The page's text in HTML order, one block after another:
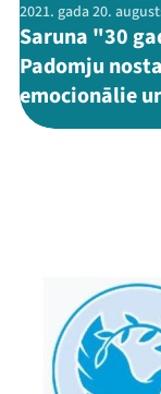
2021. gada 20.
Saruna "30
Padomju
emocionālie